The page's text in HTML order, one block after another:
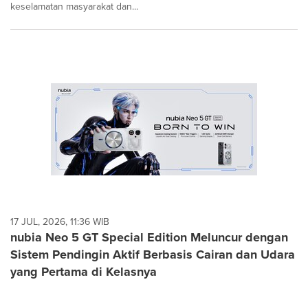
keselamatan masyarakat dan...
17 JUL, 2026, 11:36 WIB
nubia Neo 5 GT Special Edition Meluncur dengan
Sistem Pendingin Aktif Berbasis Cairan dan Udara
yang Pertama di Kelasnya